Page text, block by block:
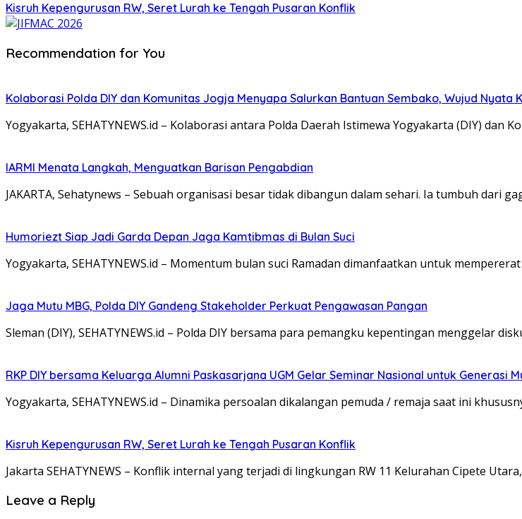
Kisruh Kepengurusan RW, Seret Lurah ke Tengah Pusaran Konflik
Recommendation for You
Kolaborasi Polda DIY dan Komunitas Jogja Menyapa Salurkan Bantuan Sembako, Wujud Nyata
Yogyakarta, SEHATYNEWS.id – Kolaborasi antara Polda Daerah Istimewa Yogyakarta (DIY) dan
IARMI Menata Langkah, Menguatkan Barisan Pengabdian
JAKARTA, Sehatynews – Sebuah organisasi besar tidak dibangun dalam sehari. Ia tumbuh dari
Humoriezt Siap Jadi Garda Depan Jaga Kamtibmas di Bulan Suci
Yogyakarta, SEHATYNEWS.id – Momentum bulan suci Ramadan dimanfaatkan untuk
Jaga Mutu MBG, Polda DIY Gandeng Stakeholder Perkuat Pengawasan Pangan
Sleman (DIY), SEHATYNEWS.id – Polda DIY bersama para pemangku kepentingan menggelar
RKP DIY bersama Keluarga Alumni Paskasarjana UGM Gelar Seminar Nasional untuk Generasi
Yogyakarta, SEHATYNEWS.id – Dinamika persoalan dikalangan pemuda / remaja saat ini
Kisruh Kepengurusan RW, Seret Lurah ke Tengah Pusaran Konflik
Jakarta SEHATYNEWS – Konflik internal yang terjadi di lingkungan RW 11 Kelurahan Cipete
Leave a Reply